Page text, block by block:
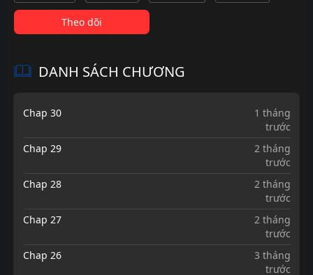
Theo dõi
DANH SÁCH CHƯƠNG
Chap 30
1 tháng
trước
Chap 29
2 tháng
trước
Chap 28
2 tháng
trước
Chap 27
2 tháng
trước
Chap 26
3 tháng
trước